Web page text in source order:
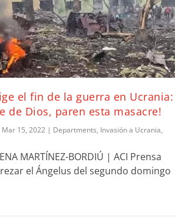
el fin de la guerra en Ucrania:
de Dios, paren esta masacre!
Mar 15, 2022 | Departments, Invasión a Ucrania,
MARTÍNEZ-BORDIÚ | ACI Prensa
el Ángelus del segundo domingo